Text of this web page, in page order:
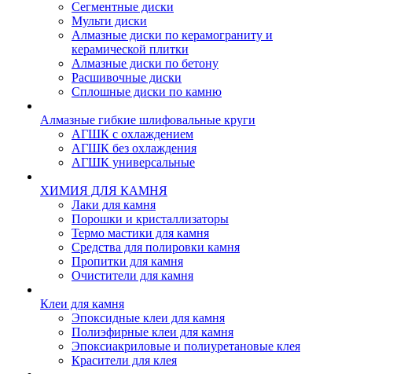
Сегментные диски
Мульти диски
Алмазные диски по керамограниту и
керамической плитки
Алмазные диски по бетону
Расшивочные диски
Сплошные диски по камню
Алмазные гибкие шлифовальные круги
АГШК с охлаждением
АГШК без охлаждения
АГШК универсальные
ХИМИЯ ДЛЯ КАМНЯ
Лаки для камня
Порошки и кристаллизаторы
Термо мастики для камня
Средства для полировки камня
Пропитки для камня
Очистители для камня
Клеи для камня
Эпоксидные клеи для камня
Полиэфирные клеи для камня
Эпоксиакриловые и полиуретановые клея
Красители для клея